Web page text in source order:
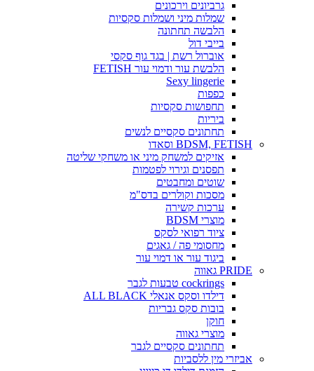
גרביונים וירכונים
שמלות מיני ושמלות סקסיות
הלבשה תחתונה
בייבי דול
אוברול רשת | בגד גוף סקסי
הלבשת עור ודמוי עור FETISH
Sexy lingerie
כפפות
תחפושות סקסיות
ביריות
תחתונים סקסיים לנשים
BDSM, FETISH וסאדו
אזיקים למשחק מיני או משחקי שליטה
תפסנים וגירוי לפטמות
שוטים ומחבטים
מסכות וקולרים בדס"מ
ערכות קשירה
מוצרי BDSM
ציוד רפואי לסקס
מחסומי פה / גאגים
ביגוד עור או דמוי עור
PRIDE גאווה
cockrings טבעות לגבר
דילדו וסקס אנאלי ALL BLACK
בובות סקס גבריות
חוקן
מוצרי גאווה
תחתונים סקסיים לגבר
אביזרי מין ללסביות